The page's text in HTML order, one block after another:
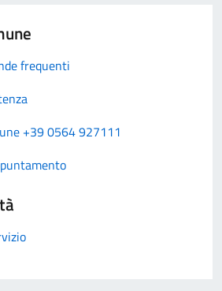
frequenti
+39 0564 927111